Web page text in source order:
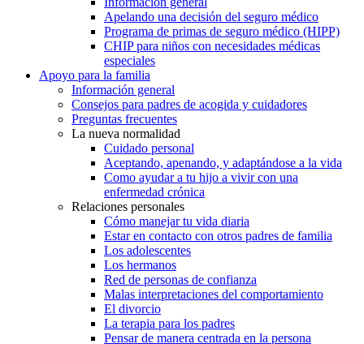
Apelando una decisión del seguro médico
Programa de primas de seguro médico (HIPP)
CHIP para niños con necesidades médicas
especiales
Apoyo para la familia
Información general
Consejos para padres de acogida y cuidadores
Preguntas frecuentes
La nueva normalidad
Cuidado personal
Aceptando, apenando, y adaptándose a la vida
Como ayudar a tu hijo a vivir con una
enfermedad crónica
Relaciones personales
Cómo manejar tu vida diaria
Estar en contacto con otros padres de familia
Los adolescentes
Los hermanos
Red de personas de confianza
Malas interpretaciones del comportamiento
El divorcio
La terapia para los padres
Pensar de manera centrada en la persona